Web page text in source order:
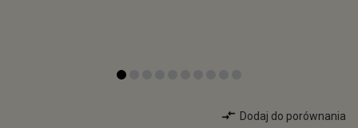
Dodaj do porównania